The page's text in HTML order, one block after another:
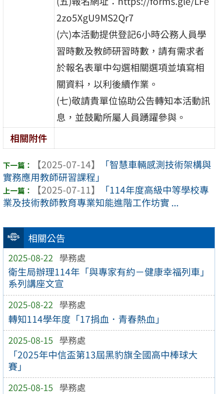
相關公告
2025-08-22 學務處
衛生局辦理114年「與專家有約－健康幸福列車」
系列講座文宣
2025-08-22 學務處
轉知114學年度「17捐血．青春熱血」
2025-08-15 學務處
「2025年中信盃第13屆黑豹旗全國高中棒球大
賽」
2025-08-15 學務處
2zo5XgU9MS2Qr7
(六)本活動提供登記6小時公務人員學
習時數及教師研習時數，請有需求者
於報名表單中勾選相關選項並填寫相
關資料，以利後續作業。
(七)敬請貴單位協助公告轉知本活動訊
息，並鼓勵所屬人員踴躍參與。
相關附件
【2025-07-14】
「智慧車輛感測技術架構與
實務應用教師研習課程」
【2025-07-11】
「114年度高級中等學校專
業及技術教師教育專業知能進階工作坊實 ...